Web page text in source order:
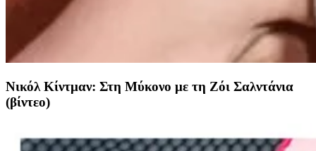
Νικόλ Κίντμαν: Στη Μύκονο με τη Ζόι Σαλντάνια
(βίντεο)